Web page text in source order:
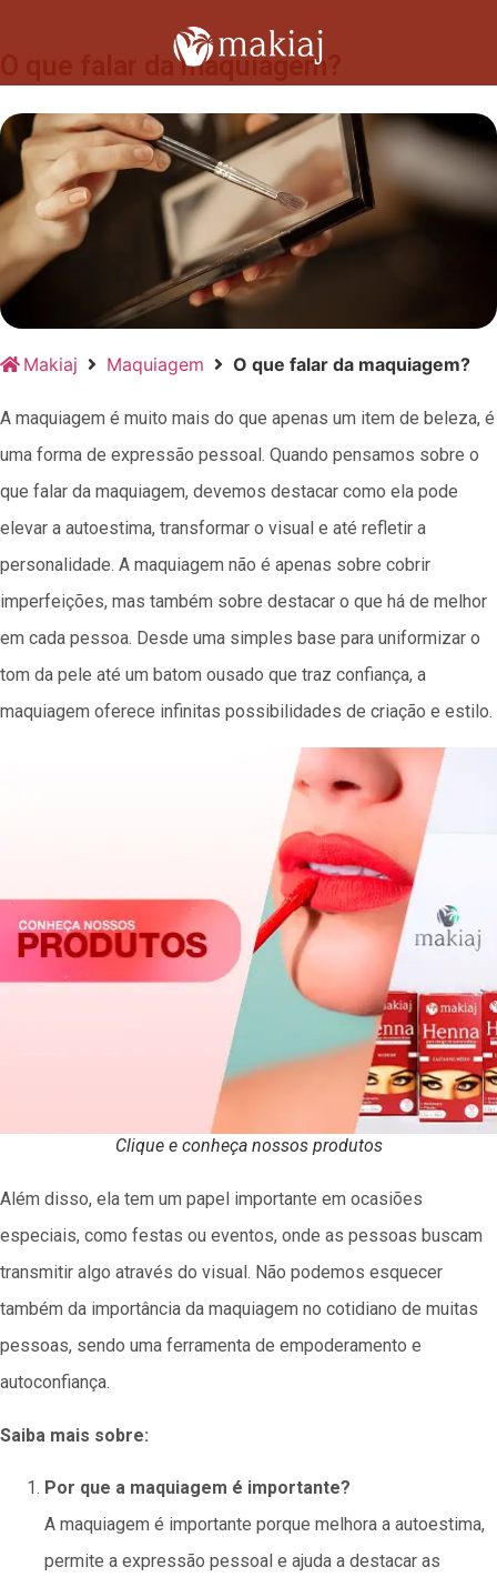
O que falar da maquiagem?
Makiaj Maquiagem O que falar da maquiagem?
A maquiagem é muito mais do que apenas um item de beleza, é
uma forma de expressão pessoal. Quando pensamos sobre o
que falar da maquiagem, devemos destacar como ela pode
elevar a autoestima, transformar o visual e até refletir a
personalidade. A maquiagem não é apenas sobre cobrir
imperfeições, mas também sobre destacar o que há de melhor
em cada pessoa. Desde uma simples base para uniformizar o
tom da pele até um batom ousado que traz confiança, a
maquiagem oferece infinitas possibilidades de criação e estilo.
Clique e conheça nossos produtos
Além disso, ela tem um papel importante em ocasiões
especiais, como festas ou eventos, onde as pessoas buscam
transmitir algo através do visual. Não podemos esquecer
também da importância da maquiagem no cotidiano de muitas
pessoas, sendo uma ferramenta de empoderamento e
autoconfiança.
Saiba mais sobre:
Por que a maquiagem é importante?
A maquiagem é importante porque melhora a autoestima,
permite a expressão pessoal e ajuda a destacar as